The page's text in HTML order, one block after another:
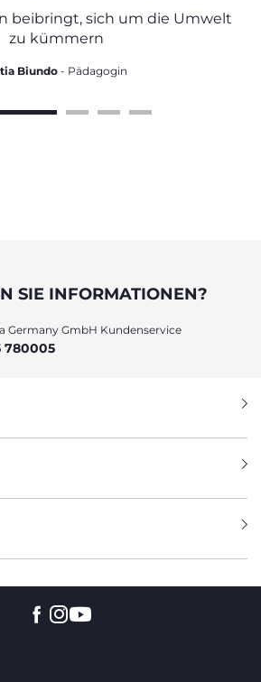
beibringt, sich um die Umwelt
zu kümmern
Biundo - Pädagogin
SIE INFORMATIONEN?
Germany GmbH Kundenservice
780005